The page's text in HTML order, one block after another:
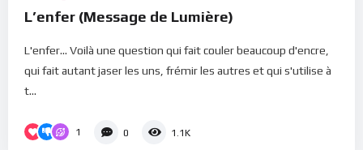
L’enfer (Message de Lumière)
L'enfer... Voilà une question qui fait couler beaucoup d'encre,
qui fait autant jaser les uns, frémir les autres et qui s'utilise à
t...
1 0 1.1K